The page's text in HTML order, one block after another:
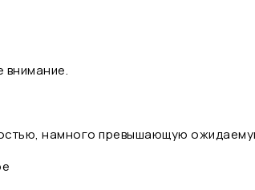
внимание.
намного превышающую